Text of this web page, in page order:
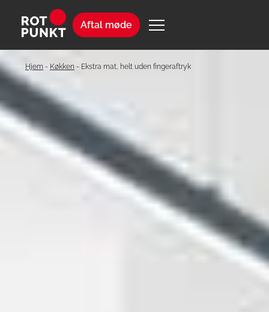
Aftal møde
Hjem - Køkken - Ekstra mat, helt uden fingeraftryk